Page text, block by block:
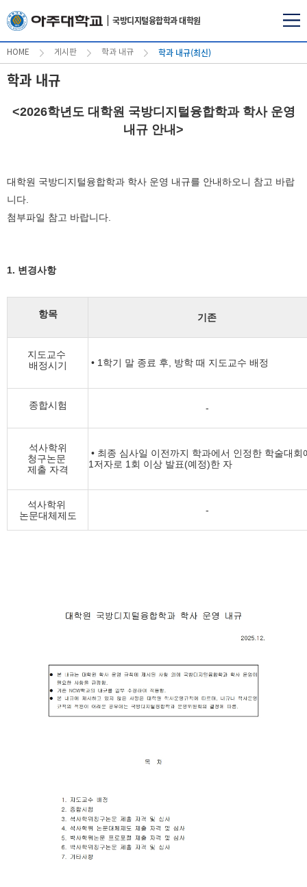
국방디지털융합학과 대학원
HOME 게시판 학과 내규 학과 내규(최신)
학과 내규
<2026학년도 대학원 국방디지털융합학과 학사 운영
내규 안내>
대학원 국방디지털융합학과 학사 운영 내규를 안내하오니 참고 바랍
니다.
첨부파일 참고 바랍니다.
1. 변경사항
항목 기존
지도교수
배정시기
• 1학기 말 종료 후, 방학 때 지도교수 배정
종합시험 -
석사학위
청구논문
제출 자격
• 최종 심사일 이전까지 학과에서 인정한 학술대회
1저자로 1회 이상 발표(예정)한 자
석사학위
논문대체제도
-